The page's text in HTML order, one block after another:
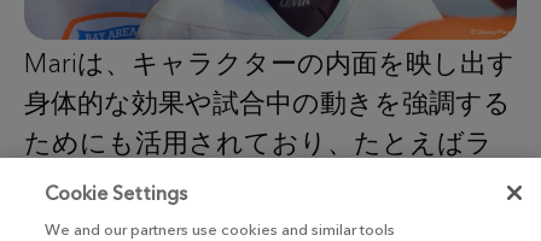
Mariは、キャラクターの内面を映し出す
身体的な効果や試合中の動きを強調する
ためにも活用されており、たとえばラ
イリーの友人グレイスにできるあざの
表現などに使われている。Rangaswamy
Cookie Settings
We and our partners use cookies and similar tools